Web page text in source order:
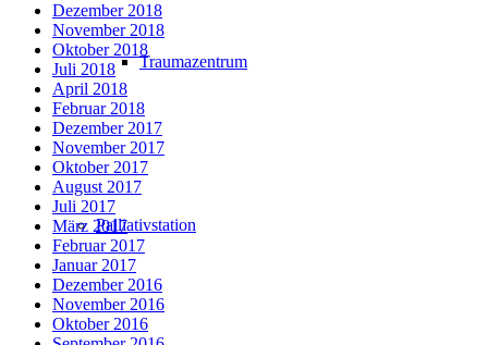
Traumazentrum
Palliativstation
Dezember 2018
November 2018
Oktober 2018
Juli 2018
April 2018
Februar 2018
Dezember 2017
November 2017
Oktober 2017
August 2017
Juli 2017
März 2017
Februar 2017
Januar 2017
Dezember 2016
November 2016
Oktober 2016